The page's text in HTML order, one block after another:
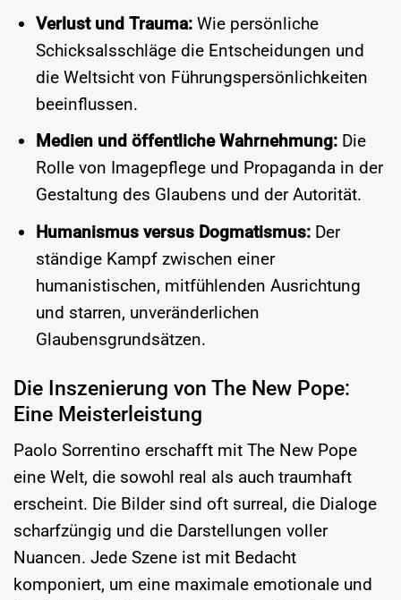
Verlust und Trauma:Wie persönliche
Schicksalsschläge die Entscheidungen und
die Weltsicht von Führungspersönlichkeiten
beeinflussen.
Medien und öffentliche Wahrnehmung:Die
Rolle von Imagepflege und Propaganda in der
Gestaltung des Glaubens und der Autorität.
Humanismus versus Dogmatismus:Der
ständige Kampf zwischen einer
humanistischen, mitfühlenden Ausrichtung
und starren, unveränderlichen
Glaubensgrundsätzen.
Die Inszenierung von The New Pope:
Eine Meisterleistung
Paolo Sorrentino erschafft mit The New Pope
eine Welt, die sowohl real als auch traumhaft
erscheint. Die Bilder sind oft surreal, die Dialoge
scharfzüngig und die Darstellungen voller
Nuancen. Jede Szene ist mit Bedacht
komponiert, um eine maximale emotionale und